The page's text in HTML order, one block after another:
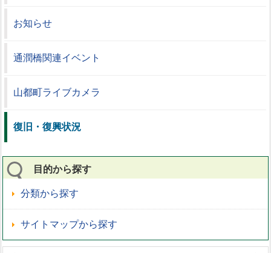
お知らせ
通潤橋関連イベント
山都町ライブカメラ
復旧・復興状況
目的から探す
分類から探す
サイトマップから探す